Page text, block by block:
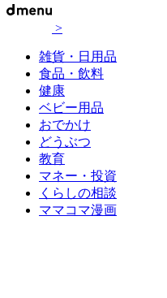
>
雑貨・日用品
食品・飲料
健康
ベビー用品
おでかけ
どうぶつ
教育
マネー・投資
くらしの相談
ママコマ漫画